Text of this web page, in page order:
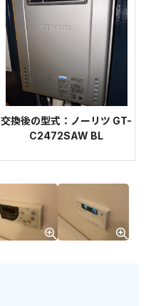
交換後の型式：ノーリツ GT-
C2472SAW BL